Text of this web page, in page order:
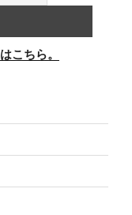
こちら。